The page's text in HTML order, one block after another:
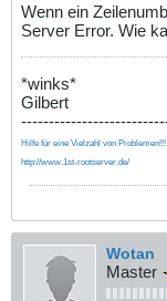
Wenn ein
Server Error. Wie
*winks*
Gilbert
Hilfe für eine Vielzahl von Problemen!!!
http://www.1st-rootserver.de/
Wotan
Master